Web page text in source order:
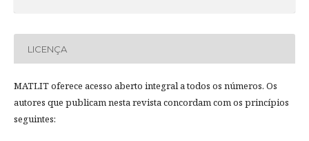
LICENÇA
MATLIT oferece acesso aberto integral a todos os números. Os
autores que publicam nesta revista concordam com os princípios
seguintes: